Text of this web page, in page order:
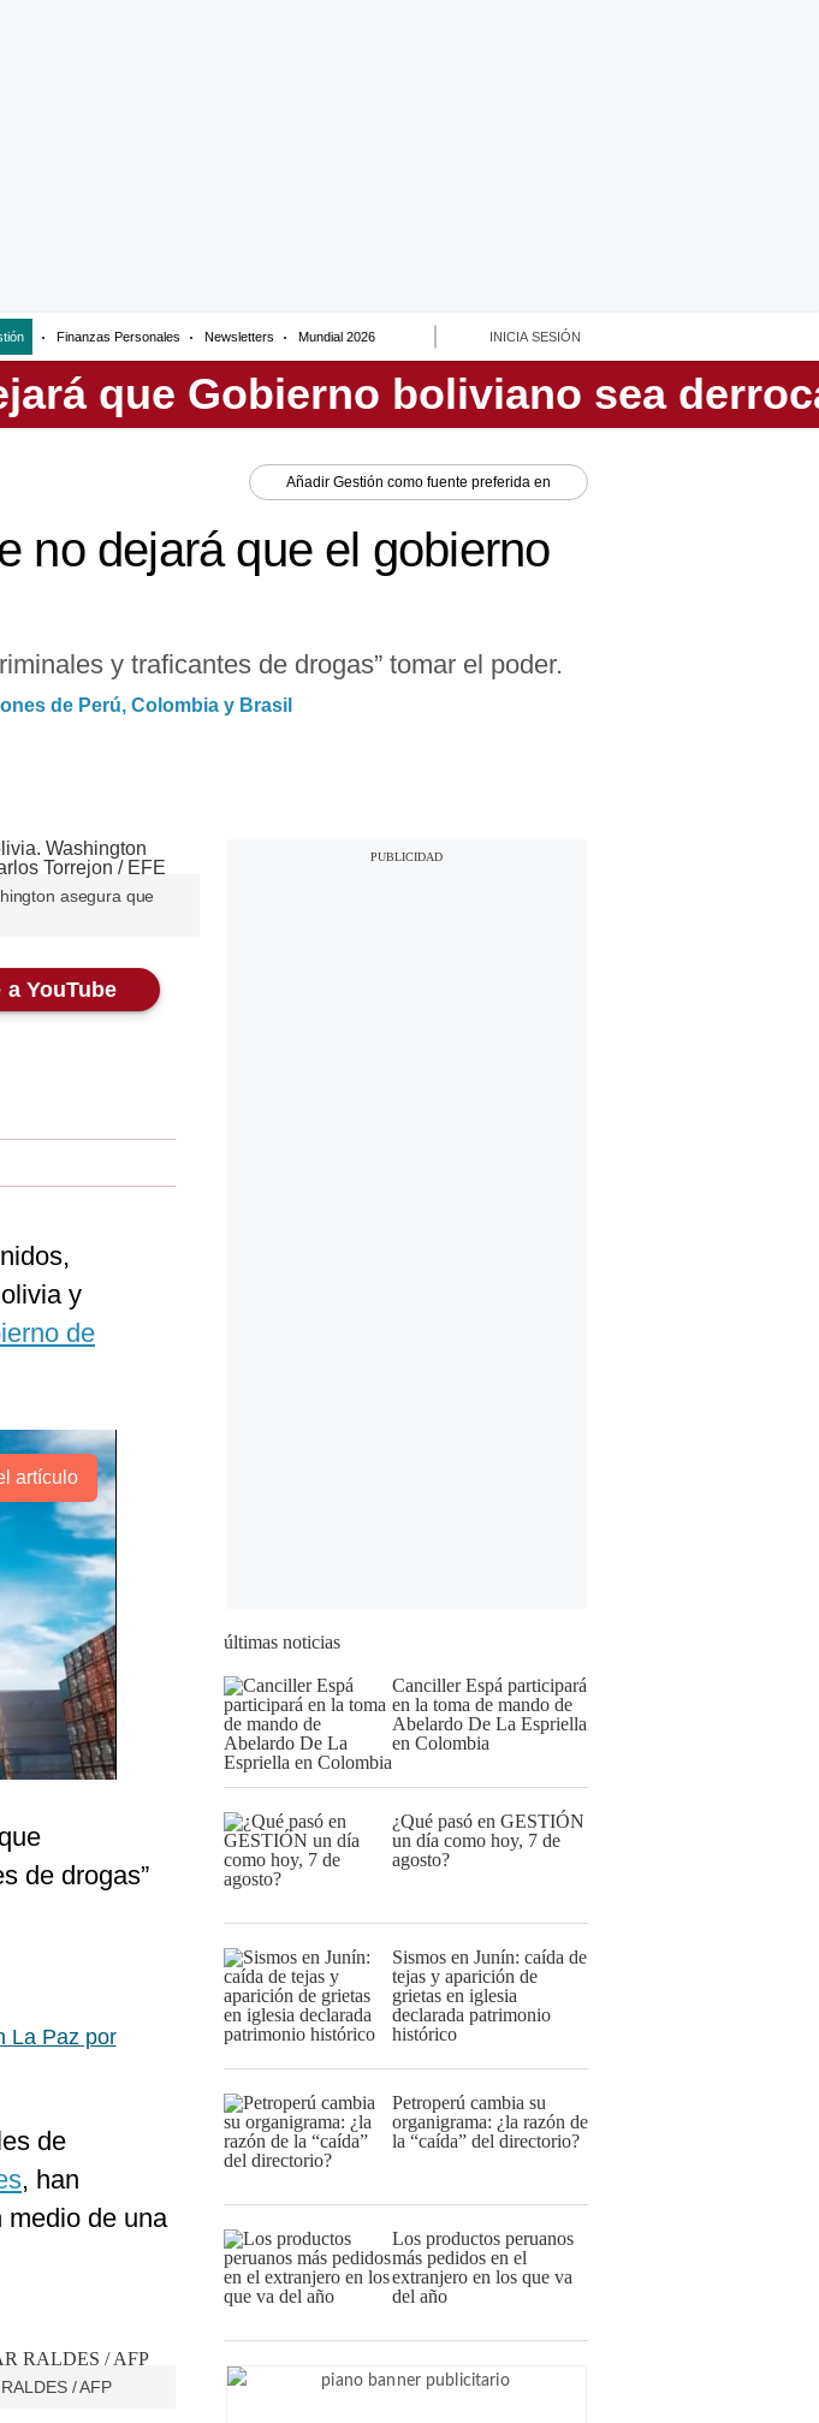
Finanzas Personales Newsletters Mundial 2026 INICIA SESIÓN
Añadir Gestión como fuente preferida en
no dejará que el gobierno
y traficantes de drogas” tomar el poder.
de Perú, Colombia y Brasil
asegura que
YouTube
y
de
artículo
de drogas”
La Paz por
de
, han
medio de una
/ AFP
últimas noticias
Canciller Espá participará
en la toma de mando de
Abelardo De La Espriella
en Colombia
¿Qué pasó en GESTIÓN
un día como hoy, 7 de
agosto?
Sismos en Junín: caída de
tejas y aparición de
grietas en iglesia
declarada patrimonio
histórico
Petroperú cambia su
organigrama: ¿la razón de
la “caída” del directorio?
Los productos peruanos
más pedidos en el
extranjero en los que va
del año